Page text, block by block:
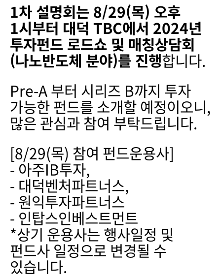
1차 설명회는 8/29(목) 오후
1시부터 대덕 TBC에서 2024년
투자펀드 로드쇼 및 매칭상담회
(나노반도체 분야)를 진행합니다.
Pre-A 부터 시리즈 B까지 투자
가능한 펀드를 소개할 예정이오니,
많은 관심과 참여 부탁드립니다.
[8/29(목) 참여 펀드운용사]
- 아주IB투자,
- 대덕벤처파트너스,
- 원익투자파트너스
- 인탑스인베스트먼트
*상기 운용사는 행사일정 및
펀드사 일정으로 변경될 수
있습니다.